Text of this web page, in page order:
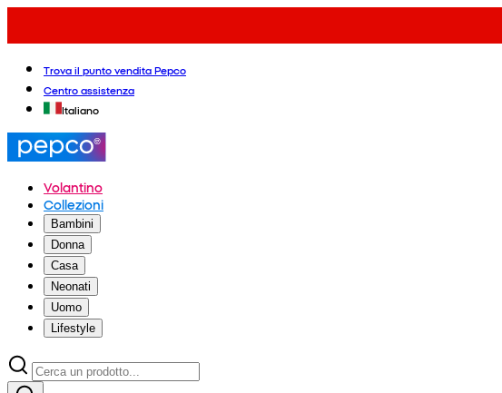
Trova il punto vendita Pepco
Centro assistenza
Italiano
Volantino
Collezioni
Bambini
Donna
Casa
Neonati
Uomo
Lifestyle